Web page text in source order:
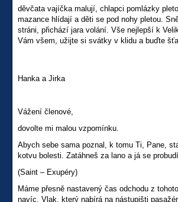
děvčata vajíčka malují, chlapci pomlázky
mazance hlídají a děti se pod nohy pletou.
stráni, přichází jara volání. Vše nejlepší k
Vám všem, užijte si svátky v klidu a buďte
Hanka a Jirka
Vážení členové,
dovolte mi malou vzpomínku.
Abych sebe sama poznal, k tomu Ti, Pane,
kotvu bolesti. Zatáhneš za lano a já se
(Saint – Exupéry)
Máme přesně nastavený čas odchodu z
navíc. Vlak, který nabírá na nástupišti